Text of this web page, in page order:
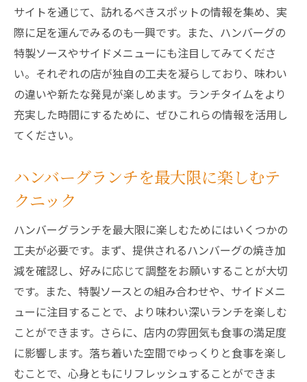
サイトを通じて、訪れるべきスポットの情報を集め、実
際に足を運んでみるのも一興です。また、ハンバーグの
特製ソースやサイドメニューにも注目してみてくださ
い。それぞれの店が独自の工夫を凝らしており、味わい
の違いや新たな発見が楽しめます。ランチタイムをより
充実した時間にするために、ぜひこれらの情報を活用し
てください。
ハンバーグランチを最大限に楽しむテ
クニック
ハンバーグランチを最大限に楽しむためにはいくつかの
工夫が必要です。まず、提供されるハンバーグの焼き加
減を確認し、好みに応じて調整をお願いすることが大切
です。また、特製ソースとの組み合わせや、サイドメニ
ューに注目することで、より味わい深いランチを楽しむ
ことができます。さらに、店内の雰囲気も食事の満足度
に影響します。落ち着いた空間でゆっくりと食事を楽し
むことで、心身ともにリフレッシュすることができま